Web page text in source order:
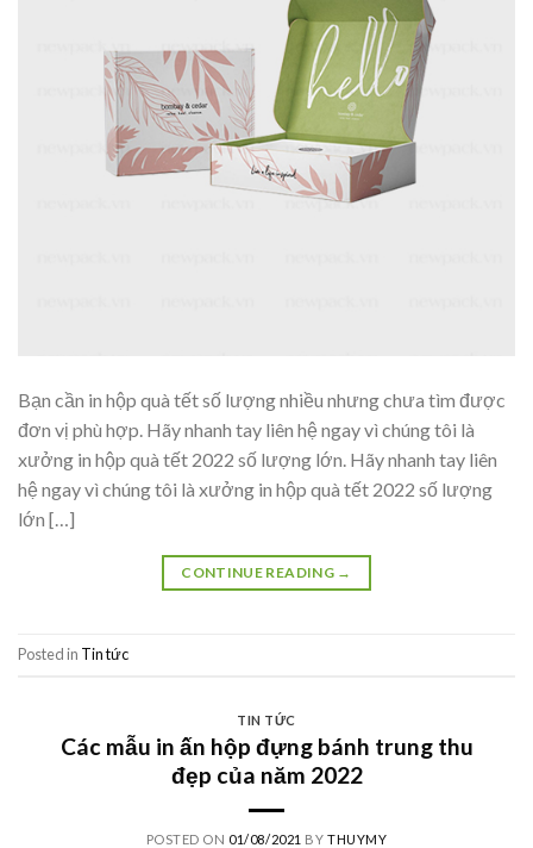
Bạn cần in hộp quà tết số lượng nhiều nhưng chưa tìm được
đơn vị phù hợp. Hãy nhanh tay liên hệ ngay vì chúng tôi là
xưởng in hộp quà tết 2022 số lượng lớn. Hãy nhanh tay liên
hệ ngay vì chúng tôi là xưởng in hộp quà tết 2022 số lượng
lớn […]
CONTINUE READING →
Posted in Tin tức
TIN TỨC
Các mẫu in ấn hộp đựng bánh trung thu
đẹp của năm 2022
POSTED ON 01/08/2021 BYTHUYMY